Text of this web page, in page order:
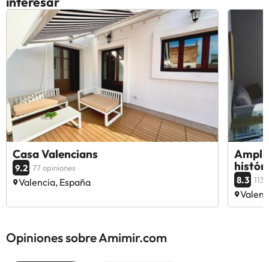
Casa Valencians
9.2 77 opiniones
Valencia, España 8.3 113
Opiniones sobre Amimir.com